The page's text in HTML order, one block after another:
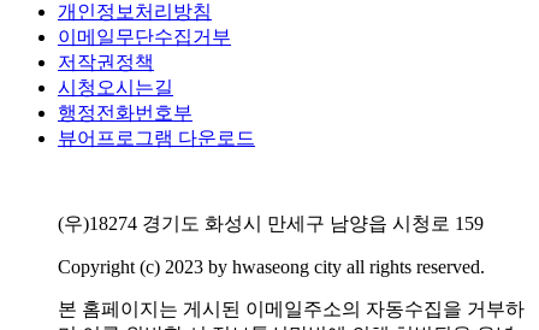
개인정보처리방침
이메일무단수집거부
저작권정책
시청오시는길
행정전화번호부
뷰어프로그램 다운로드
(우)18274 경기도 화성시 만세구 남양읍 시청로 159
Copyright (c) 2023 by hwaseong city all rights reserved.
본 홈페이지는 게시된 이메일주소의 자동수집을 거부하